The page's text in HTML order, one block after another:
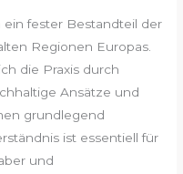
ein fester Bestandteil der
Regionen Europas.
die Praxis durch
Ansätze und
grundlegend
ist essentiell für
und